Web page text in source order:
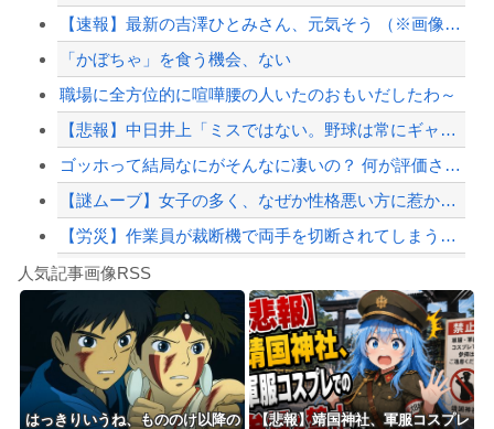
避難所に土足でズカズカと入ってきて勝手に動画や写真を撮影したメディア取材陣、挙句...
【悲報】韓国人のキムチ離れが問題にｗｗｗｗｗ
【配信者】「金バエ」のSNS更新が1週間途絶え、様々な憶測が飛び交う。1週間ぶり...
【緊急速報】NYで警官が黒人男性の首を絞め、暴動第二波不可避へ
Powered by livedoor 相互RSS
【速報】最新の吉澤ひとみさん、元気そう （※画像あり）
「かぼちゃ」を食う機会、ない
職場に全方位的に喧嘩腰の人いたのおもいだしたわ～
【悲報】中日井上「ミスではない。野球は常にギャンブル」
ゴッホって結局なにがそんなに凄いの？ 何が評価されてるのか教えて
【謎ムーブ】女子の多く、なぜか性格悪い方に惹かれてしまう
【労災】作業員が裁断機で両手を切断されてしまう大事故の映像。
これを何て呼ぶかでおっさん診断できるよな
8/4のニュース
日本旅行キャンセルすべきか…1万年ぶり史上最大級の火山の兆し＝韓国の反応
更新中止のお知らせ
人気記事画像RSS
はっきりいうね、もののけ以降の
【悲報】靖国神社、軍服コスプレ